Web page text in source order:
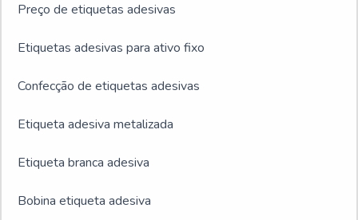
Preço de etiquetas adesivas
Etiquetas adesivas para ativo fixo
Confecção de etiquetas adesivas
Etiqueta adesiva metalizada
Etiqueta branca adesiva
Bobina etiqueta adesiva